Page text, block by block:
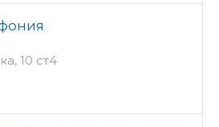
10 ст4